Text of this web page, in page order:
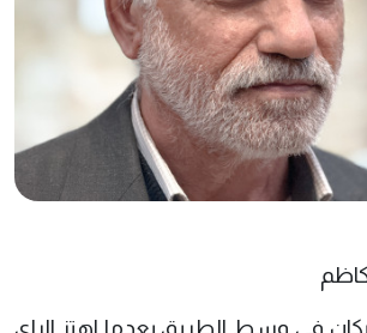
في وسط الطريق بعدما اهتز الراي